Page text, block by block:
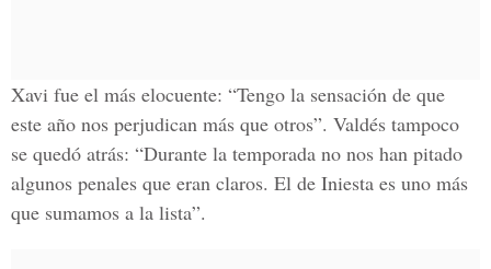
Xavi fue el más elocuente: “Tengo la sensación de que
este año nos perjudican más que otros”. Valdés tampoco
se quedó atrás: “Durante la temporada no nos han pitado
algunos penales que eran claros. El de Iniesta es uno más
que sumamos a la lista”.